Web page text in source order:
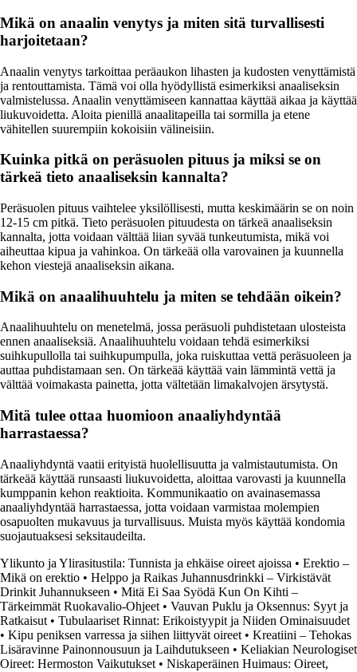
Mikä on anaalin venytys ja miten sitä turvallisesti
harjoitetaan?
Anaalin venytys tarkoittaa peräaukon lihasten ja kudosten venyttämistä
ja rentouttamista. Tämä voi olla hyödyllistä esimerkiksi anaaliseksin
valmistelussa. Anaalin venyttämiseen kannattaa käyttää aikaa ja käyttää
liukuvoidetta. Aloita pienillä anaalitapeilla tai sormilla ja etene
vähitellen suurempiin kokoisiin välineisiin.
Kuinka pitkä on peräsuolen pituus ja miksi se on
tärkeä tieto anaaliseksin kannalta?
Peräsuolen pituus vaihtelee yksilöllisesti, mutta keskimäärin se on noin
12-15 cm pitkä. Tieto peräsuolen pituudesta on tärkeä anaaliseksin
kannalta, jotta voidaan välttää liian syvää tunkeutumista, mikä voi
aiheuttaa kipua ja vahinkoa. On tärkeää olla varovainen ja kuunnella
kehon viestejä anaaliseksin aikana.
Mikä on anaalihuuhtelu ja miten se tehdään oikein?
Anaalihuuhtelu on menetelmä, jossa peräsuoli puhdistetaan ulosteista
ennen anaaliseksiä. Anaalihuuhtelu voidaan tehdä esimerkiksi
suihkupullolla tai suihkupumpulla, joka ruiskuttaa vettä peräsuoleen ja
auttaa puhdistamaan sen. On tärkeää käyttää vain lämmintä vettä ja
välttää voimakasta painetta, jotta vältetään limakalvojen ärsytystä.
Mitä tulee ottaa huomioon anaaliyhdyntää
harrastaessa?
Anaaliyhdyntä vaatii erityistä huolellisuutta ja valmistautumista. On
tärkeää käyttää runsaasti liukuvoidetta, aloittaa varovasti ja kuunnella
kumppanin kehon reaktioita. Kommunikaatio on avainasemassa
anaaliyhdyntää harrastaessa, jotta voidaan varmistaa molempien
osapuolten mukavuus ja turvallisuus. Muista myös käyttää kondomia
suojautuaksesi seksitaudeilta.
Ylikunto ja Ylirasitustila: Tunnista ja ehkäise oireet ajoissa • Erektio –
Mikä on erektio • Helppo ja Raikas Juhannusdrinkki – Virkistävät
Drinkit Juhannukseen • Mitä Ei Saa Syödä Kun On Kihti –
Tärkeimmät Ruokavalio-Ohjeet • Vauvan Puklu ja Oksennus: Syyt ja
Ratkaisut • Tubulaariset Rinnat: Erikoistyypit ja Niiden Ominaisuudet
• Kipu peniksen varressa ja siihen liittyvät oireet • Kreatiini – Tehokas
Lisäravinne Painonnousuun ja Laihdutukseen • Keliakian Neurologiset
Oireet: Hermoston Vaikutukset • Niskaperäinen Huimaus: Oireet,